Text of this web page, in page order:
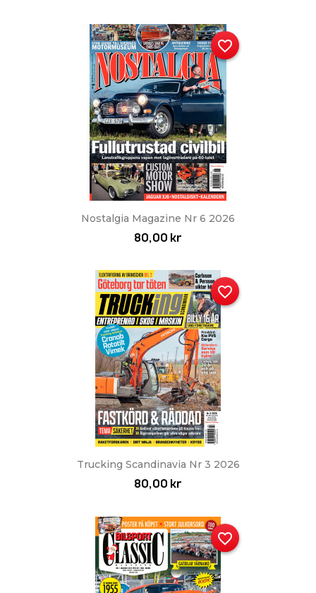
Nostalgia Magazine Nr 6 2026
80,00 kr
favorite_border
Trucking Scandinavia Nr 3 2026
80,00 kr
favorite_border
favorite_border